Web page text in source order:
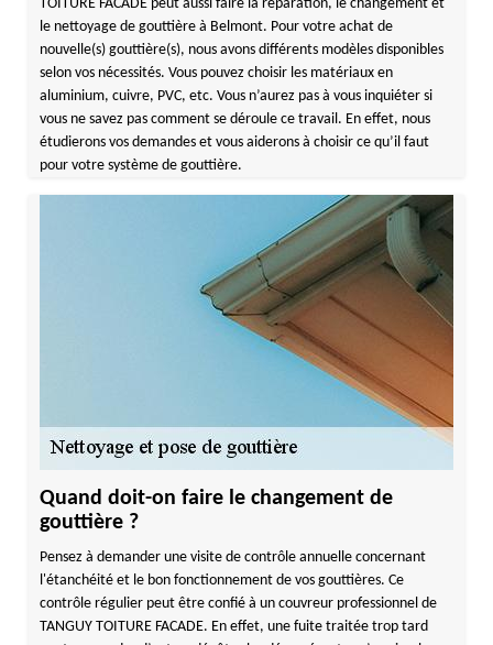
TOITURE FACADE peut aussi faire la réparation, le changement et
le nettoyage de gouttière à Belmont. Pour votre achat de
nouvelle(s) gouttière(s), nous avons différents modèles disponibles
selon vos nécessités. Vous pouvez choisir les matériaux en
aluminium, cuivre, PVC, etc. Vous n’aurez pas à vous inquiéter si
vous ne savez pas comment se déroule ce travail. En effet, nous
étudierons vos demandes et vous aiderons à choisir ce qu’il faut
pour votre système de gouttière.
Quand doit-on faire le changement de
gouttière ?
Pensez à demander une visite de contrôle annuelle concernant
l'étanchéité et le bon fonctionnement de vos gouttières. Ce
contrôle régulier peut être confié à un couvreur professionnel de
TANGUY TOITURE FACADE. En effet, une fuite traitée trop tard